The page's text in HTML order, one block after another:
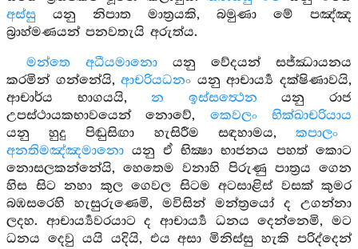
අස්සු යනු නිපාත මාත්‍රයකි, බමුණා මේ පඤ්ඤ
බ්‍රාහ්මණයන් පනවතැයි අරුත්ය.
මන්තෙ අධීයමානොයනු වේදයන් සජ්ඣායනය
කරමින් ගන්නේයි,ආචරියධනං යනු ආචාර්‍ය්‍ය දක්ෂිණාවයි,
ආචාර්ය භාගයයි,න ඉස්සත්‍ථෙන යනු රාජ
උපස්ථායකභාවයෙන් නොවේ, කෙවලං භික්ඛාචරියාය
යනු හුදු පිඬුසිඟා හැසිරීම සඳහාමය, කපාලං
අනතිමඤ්ඤමානො යනු ඒ භික්‍ෂා භාජනය පහත් කොට
නොසලකන්නේයි, හෙතෙම වනාහි පිරුණු පාත්‍රය ගෙන
හිස සිට නහා කුල ගෙවල සිටම අටසාළිස් වසක් කුමර
බඹසරෙහි හැසුරුණෙමි, මවිසින් මන්ත්‍රයෝ ද උගන්නා
ලදහ. ආචාර්‍ය්‍යවරයාට ද ආචාර්‍ය්‍ය ධනය දෙන්නෙමි, මට
ධනය දෙවු යයි යදියි, එය අසා මිනිස්සු හැකි පරිද්දෙන්